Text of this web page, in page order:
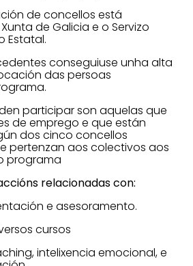
de concellos está
de Galicia e o Servizo
Estatal.
conseguiuse unha alta
das persoas
participar son aquelas que
de emprego e que están
dos cinco concellos
pertenzan aos colectivos aos
programa
relacionadas con:
e asesoramento.
cursos
intelixencia emocional, e